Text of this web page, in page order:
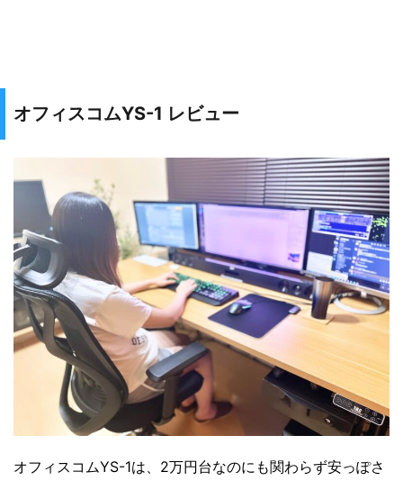
オフィスコムYS-1 レビュー
オフィスコムYS-1は、2万円台なのにも関わらず安っぽさ